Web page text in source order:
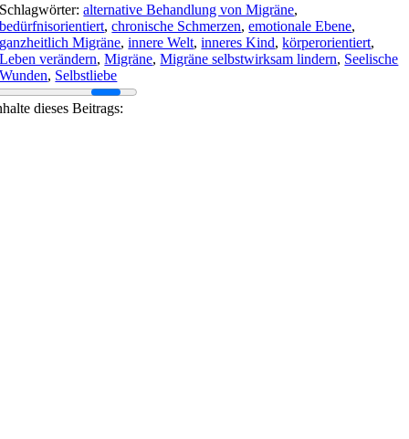
Schlagwörter:alternative Behandlung von Migräne,
bedürfnisorientiert,chronische Schmerzen,emotionale Ebene,
ganzheitlich Migräne,innere Welt,inneres Kind,körperorientiert,
Leben verändern,Migräne,Migräne selbstwirksam lindern, Seelische
Wunden, Selbstliebe
dieses Beitrags: